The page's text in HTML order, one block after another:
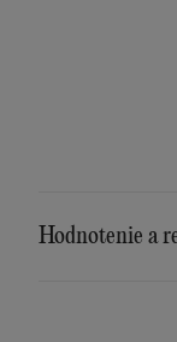
Hodnotenie a